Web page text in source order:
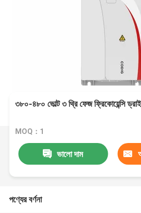
৩৮০-৪৮০ ভোল্ট ৩ থ্রি ফেজ ফ্রিকোয়েন্সি
MOQ：1
ভালো দাম
পণ্যের বর্ণনা